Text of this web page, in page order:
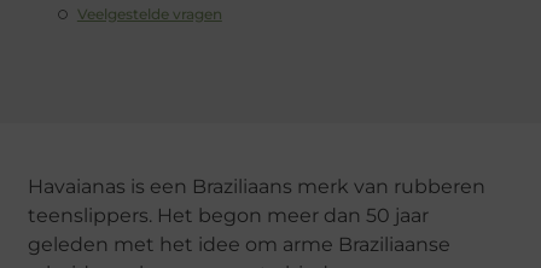
Veelgestelde vragen
Havaianas is een Braziliaans merk van rubberen
teenslippers. Het begon meer dan 50 jaar
geleden met het idee om arme Braziliaanse